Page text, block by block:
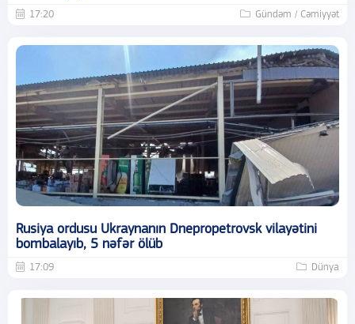
17:20 Gündəm / Cəmiyyət
Rusiya ordusu Ukraynanın Dnepropetrovsk vilayətini
bombalayıb, 5 nəfər ölüb
17:09 Dünya